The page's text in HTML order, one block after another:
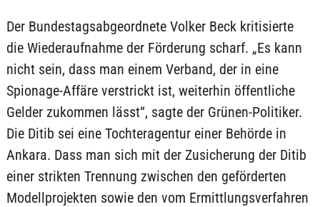
Der Bundestagsabgeordnete Volker Beck kritisierte
die Wiederaufnahme der Förderung scharf. „Es kann
nicht sein, dass man einem Verband, der in eine
Spionage-Affäre verstrickt ist, weiterhin öffentliche
Gelder zukommen lässt“, sagte der Grünen-Politiker.
Die Ditib sei eine Tochteragentur einer Behörde in
Ankara. Dass man sich mit der Zusicherung der Ditib
einer strikten Trennung zwischen den geförderten
Modellprojekten sowie den vom Ermittlungsverfahren